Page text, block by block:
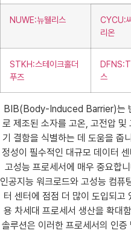
NUWE:뉴웰리스
CYCU:
리온
STKH:스테이크홀더
푸즈
스
BIB(Body-Induced Barrier)는
로 제조된 소자를 고온, 고전압
기 결함을 식별하는 데 도움을 줍
정성이 필수적인 대규모 데이터
고성능 프로세서에 매우 중요합
인공지능 워크로드와 고성능 컴퓨
터 센터에 점점 더 많이 도입되고
용 차세대 프로세서 생산을 확대
솔루션은 이러한 프로세서의 인